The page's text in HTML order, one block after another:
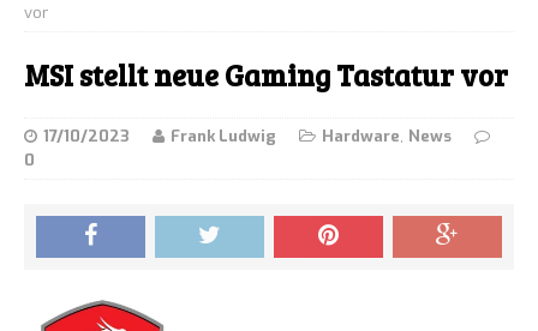
vor
MSI stellt neue Gaming Tastatur vor
17/10/2023 Frank Ludwig Hardware, News
0